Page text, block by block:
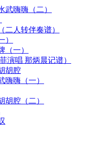
武嗨嗨（二）
二人转伴奏谱）
）
（一）
演唱 那炳晨记谱）
胡腔
嗨嗨（一）
胡腔（二）